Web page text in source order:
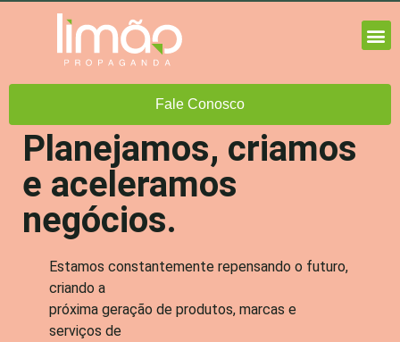
Fale Conosco
Planejamos, criamos
e aceleramos
negócios.
Estamos constantemente repensando o futuro,
criando a
próxima geração de produtos, marcas e
serviços de